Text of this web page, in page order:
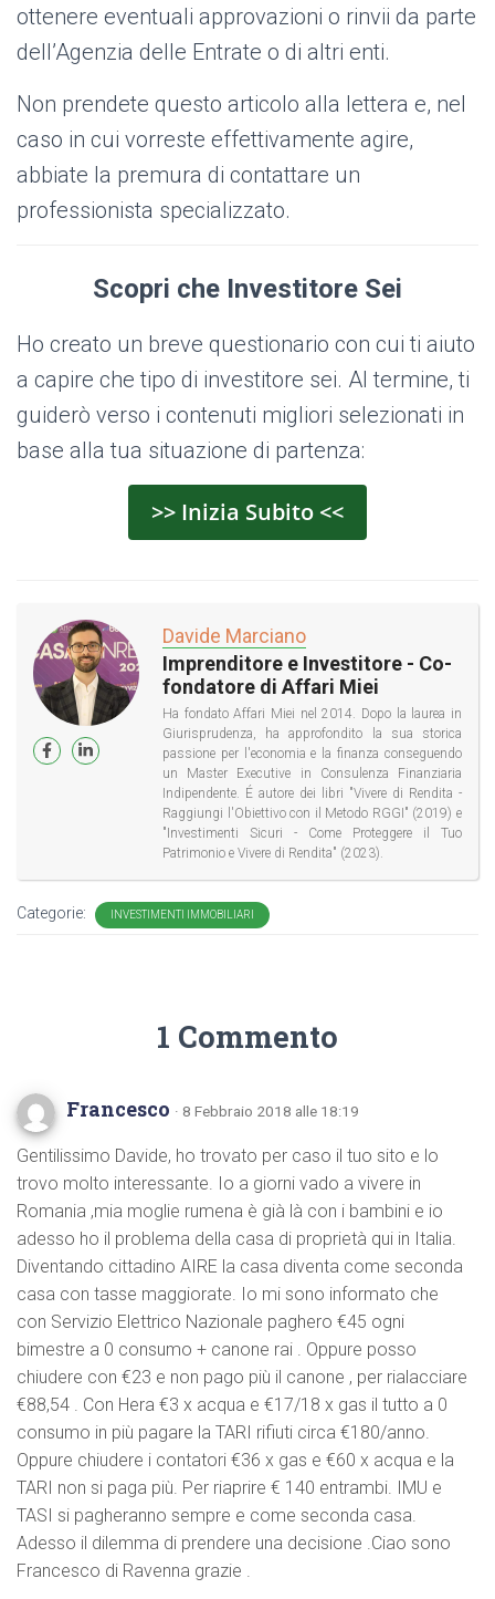
ottenere eventuali approvazioni o rinvii da parte
dell’Agenzia delle Entrate o di altri enti.
Non prendete questo articolo alla lettera e, nel
caso in cui vorreste effettivamente agire,
abbiate la premura di contattare un
professionista specializzato.
Scopri che Investitore Sei
Ho creato un breve questionario con cui ti aiuto
a capire che tipo di investitore sei. Al termine, ti
guiderò verso i contenuti migliori selezionati in
base alla tua situazione di partenza:
>> Inizia Subito <<
Davide Marciano
Imprenditore e Investitore - Co-
fondatore di Affari Miei
Ha fondato Affari Miei nel 2014. Dopo la laurea in
Giurisprudenza, ha approfondito la sua storica
passione per l'economia e la finanza conseguendo
un Master Executive in Consulenza Finanziaria
Indipendente. É autore dei libri "Vivere di Rendita -
Raggiungi l'Obiettivo con il Metodo RGGI" (2019) e
"Investimenti Sicuri - Come Proteggere il Tuo
Patrimonio e Vivere di Rendita" (2023).
Categorie: INVESTIMENTI IMMOBILIARI
1 Commento
Francesco · 8 Febbraio 2018 alle 18:19
Gentilissimo Davide, ho trovato per caso il tuo sito e lo
trovo molto interessante. Io a giorni vado a vivere in
Romania ,mia moglie rumena è già là con i bambini e io
adesso ho il problema della casa di proprietà qui in Italia.
Diventando cittadino AIRE la casa diventa come seconda
casa con tasse maggiorate. Io mi sono informato che
con Servizio Elettrico Nazionale paghero €45 ogni
bimestre a 0 consumo + canone rai . Oppure posso
chiudere con €23 e non pago più il canone , per rialacciare
€88,54 . Con Hera €3 x acqua e €17/18 x gas il tutto a 0
consumo in più pagare la TARI rifiuti circa €180/anno.
Oppure chiudere i contatori €36 x gas e €60 x acqua e la
TARI non si paga più. Per riaprire € 140 entrambi. IMU e
TASI si pagheranno sempre e come seconda casa.
Adesso il dilemma di prendere una decisione .Ciao sono
Francesco di Ravenna grazie .